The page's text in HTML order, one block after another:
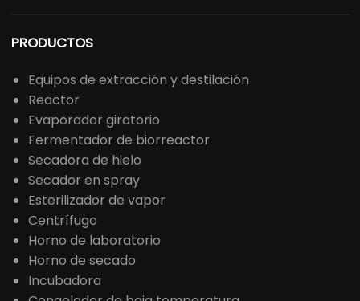
PRODUCTOS
Equipos de extracción y destilación
Reactor
Evaporador giratorio
Fermentador de biorreactor
Secadora de hielo
Secador en spray
Esterilizador de vapor
Centrífugo
Horno de laboratorio
Horno de secado
Incubadora